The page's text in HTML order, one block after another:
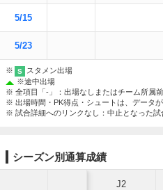
5/15
5/23
※ S
スタメン出場
※途中出場
※ 全項目「-」：出場なしまたはチーム所属前
※ 出場時間・PK得点・シュートは、データ
※ 試合詳細へのリンクなし：中止となった試
シーズン別通算成績
J2